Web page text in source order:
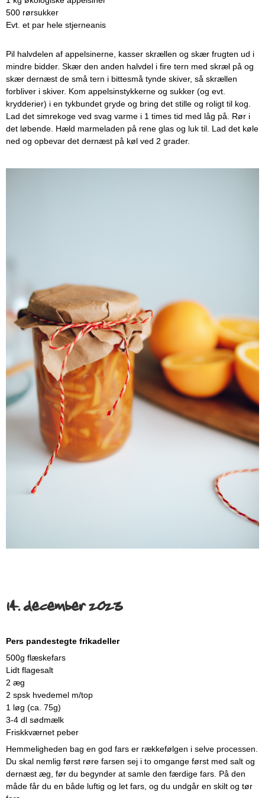
500 rørsukker
Evt. et par hele stjerneanis
Pil halvdelen af appelsinerne, kasser skrællen og skær frugten ud i
mindre bidder. Skær den anden halvdel i fire tern med skræl på og
skær dernæst de små tern i bittesmå tynde skiver, så skrællen
forbliver i skiver. Kom appelsinstykkerne og sukker (og evt.
krydderier) i en tykbundet gryde og bring det stille og roligt til kog.
Lad det simrekoge ved svag varme i 1 times tid med låg på. Rør i
det løbende. Hæld marmeladen på rene glas og luk til. Lad det køle
ned og opbevar det dernæst på køl ved 2 grader.
14. december 2023
Pers pandestegte frikadeller
500g flæskefars
Lidt flagesalt
2 æg
2 spsk hvedemel m/top
1 løg (ca. 75g)
3-4 dl sødmælk
Friskkværnet peber
Hemmeligheden bag en god fars er rækkefølgen i selve processen.
Du skal nemlig først røre farsen sej i to omgange først med salt og
dernæst æg, før du begynder at samle den færdige fars. På den
måde får du en både luftig og let fars, og du undgår en skilt og tør